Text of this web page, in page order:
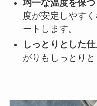
均一な温度を保つ
度が安定しやす
ートします。
しっとりとした
がりもしっとりと